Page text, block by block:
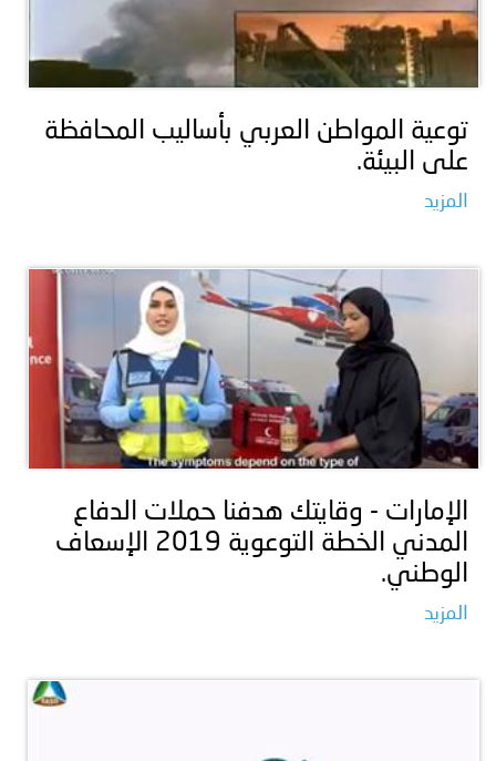
توعية المواطن العربي بأساليب المحافظة
على البيئة.
المزيد
الإمارات - وقايتك هدفنا حملات الدفاع
المدني الخطة التوعوية 2019 الإسعاف
الوطني.
المزيد